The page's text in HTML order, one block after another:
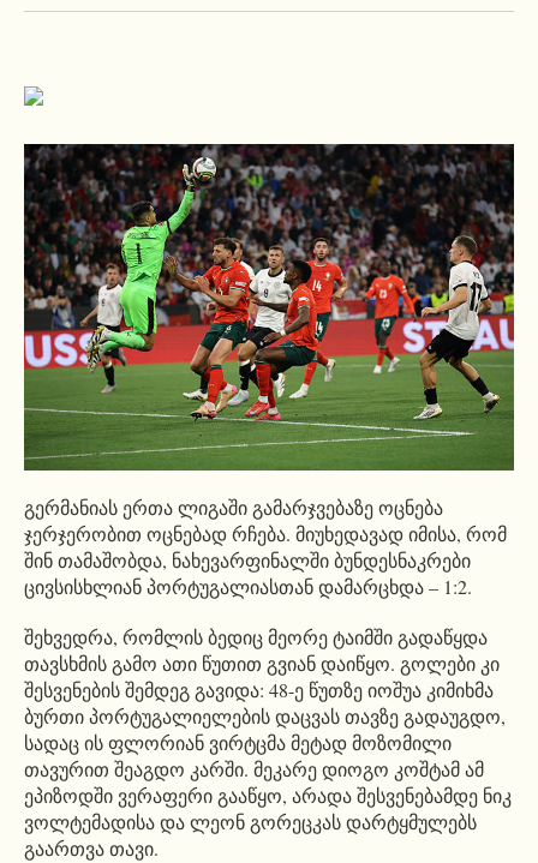
გერმანიას ერთა ლიგაში გამარჯვებაზე ოცნება
ჯერჯერობით ოცნებად რჩება. მიუხედავად იმისა, რომ
შინ თამაშობდა, ნახევარფინალში ბუნდესნაკრები
ცივსისხლიან პორტუგალიასთან დამარცხდა – 1:2.
შეხვედრა, რომლის ბედიც მეორე ტაიმში გადაწყდა
თავსხმის გამო ათი წუთით გვიან დაიწყო. გოლები კი
შესვენების შემდეგ გავიდა: 48-ე წუთზე იოშუა კიმიხმა
ბურთი პორტუგალიელების დაცვას თავზე გადაუგდო,
სადაც ის ფლორიან ვირტცმა მეტად მოზომილი
თავურით შეაგდო კარში. მეკარე დიოგო კოშტამ ამ
ეპიზოდში ვერაფერი გააწყო, არადა შესვენებამდე ნიკ
ვოლტემადისა და ლეონ გორეცკას დარტყმულებს
გაართვა თავი.